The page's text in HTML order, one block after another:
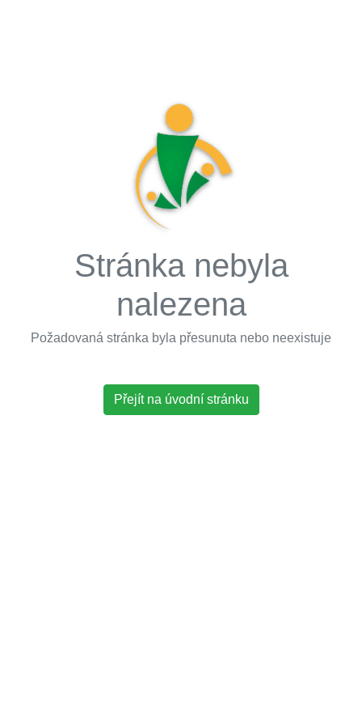
Stránka nebyla
nalezena
Požadovaná stránka byla přesunuta nebo neexistuje
Přejít na úvodní stránku